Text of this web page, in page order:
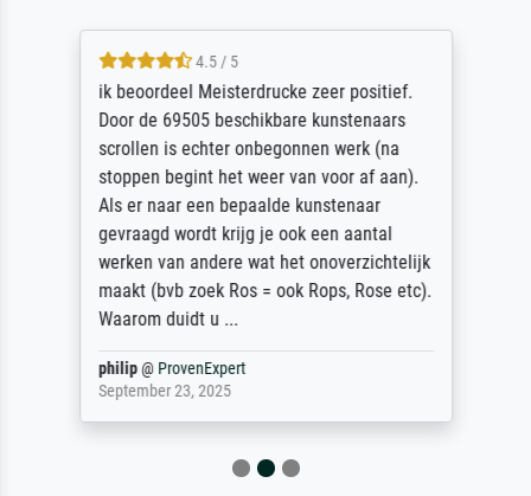
4.5 / 5
ik beoordeel Meisterdrucke zeer positief.
Door de 69505 beschikbare kunstenaars
scrollen is echter onbegonnen werk (na
stoppen begint het weer van voor af aan).
Als er naar een bepaalde kunstenaar
gevraagd wordt krijg je ook een aantal
werken van andere wat het onoverzichtelijk
maakt (bvb zoek Ros = ook Rops, Rose etc).
Waarom duidt u ...
philip@ ProvenExpert
September 23, 2025